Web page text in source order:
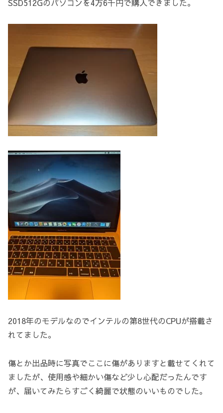
SSD512Gのパソコンを4万6千円で購入できました。
2018年のモデルなのでインテルの第8世代のCPUが搭載さ
れてました。
傷とか出品時に写真でここに傷がありますと載せてくれて
ましたが、使用感や細かい傷など少し心配だったんです
が、届いてみたらすごく綺麗で状態のいいものでした。